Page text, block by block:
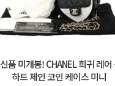
신품 미개봉! CHANEL 희귀 레어
하트 체인 코인 케이스 미니